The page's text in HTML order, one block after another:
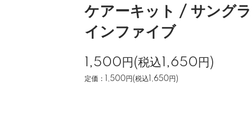
ケアーキット / サング
インファイブ
1,500円(税込1,650円)
定価：1,500円(税込1,650円)